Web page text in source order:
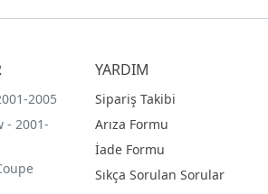
2005
- 2001-
YARDIM
Sipariş Takibi
Arıza Formu
İade Formu
Sıkça Sorulan Sorular